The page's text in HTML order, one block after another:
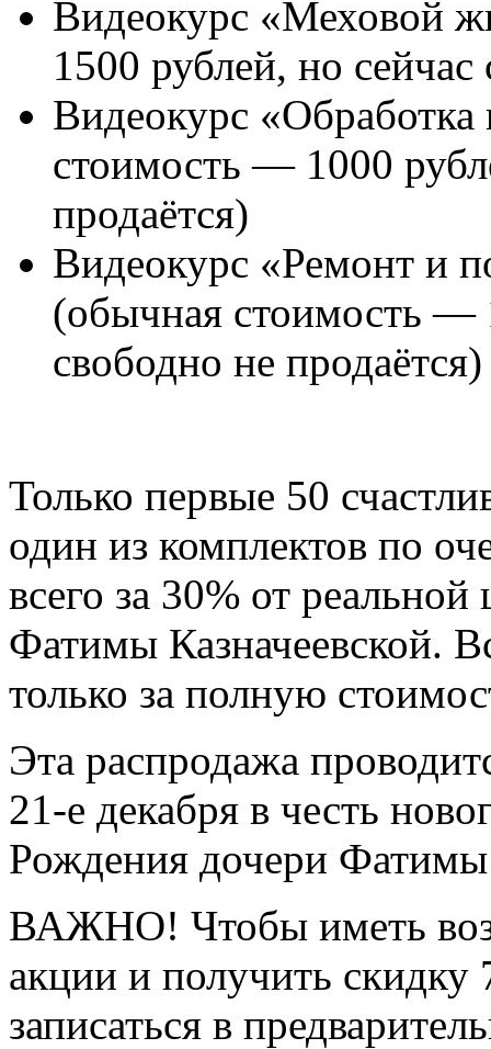
Видеокурс «Меховой
1500 рублей, но
Видеокурс
стоимость — 1000
продаётся)
Видеокурс «Ремонт и
(обычная стоимость —
свободно не продаётся)
Только первые 50
один из комплектов по
всего за 30% от
Фатимы Казначеевской.
только за полную
Эта распродажа
21-е декабря в честь
Рождения дочери Фатимы
ВАЖНО! Чтобы иметь
акции и получить
записаться в